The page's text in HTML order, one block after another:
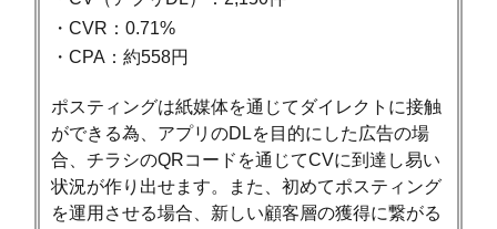
・CVR：0.71%
・CPA：約558円
ポスティングは紙媒体を通じてダイレクトに接触
ができる為、アプリのDLを目的にした広告の場
合、チラシのQRコードを通じてCVに到達し易い
状況が作り出せます。また、初めてポスティング
を運用させる場合、新しい顧客層の獲得に繋がる